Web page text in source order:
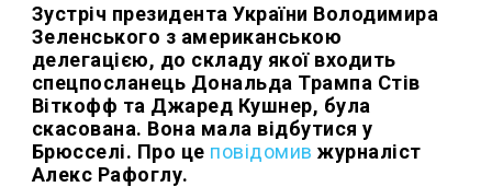
Зустріч президента України Володимира
Зеленського з американською
делегацією, до складу якої входить
спецпосланець Дональда Трампа Стів
Віткофф та Джаред Кушнер, була
скасована. Вона мала відбутися у
Брюсселі. Про це повідомив журналіст
Алекс Рафоглу.